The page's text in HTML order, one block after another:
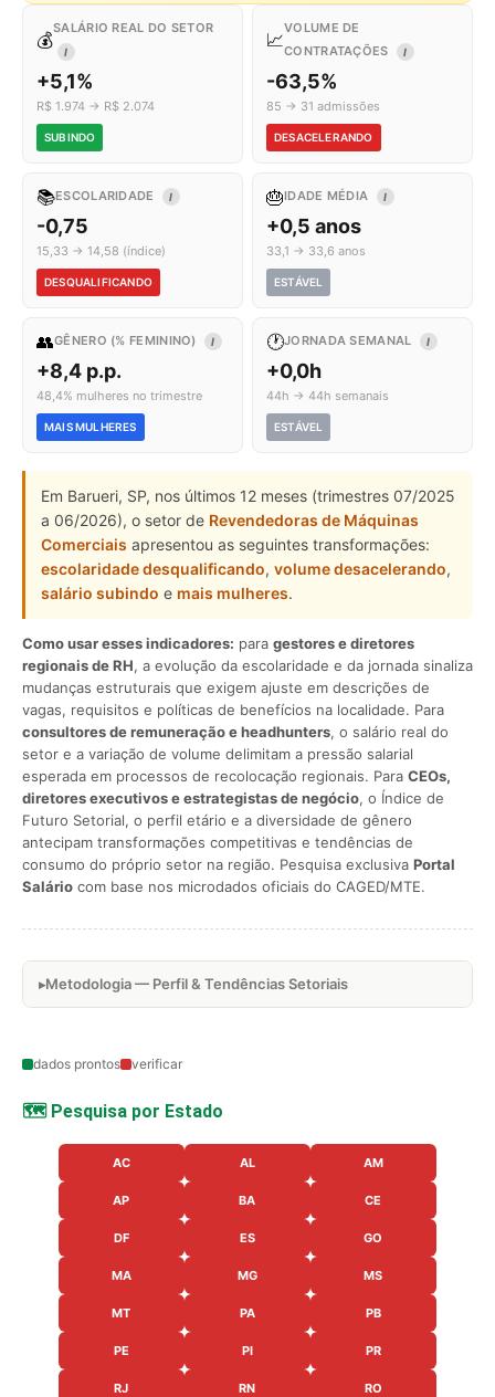
💰
SALÁRIO REAL DO SETOR
I
+5,1%
R$ 1.974 → R$ 2.074
SUBINDO
📈
VOLUME DE
CONTRATAÇÕES
I
-63,5%
85 → 31 admissões
DESACELERANDO
📚ESCOLARIDADE I
-0,75
15,33 → 14,58 (índice)
DESQUALIFICANDO
🎂IDADE MÉDIA I
+0,5 anos
33,1 → 33,6 anos
ESTÁVEL
👥GÊNERO (% FEMININO) I
+8,4 p.p.
48,4% mulheres no trimestre
MAIS MULHERES
🕐JORNADA SEMANAL I
+0,0h
44h → 44h semanais
ESTÁVEL
Em Barueri, SP, nos últimos 12 meses (trimestres 07/2025
a 06/2026), o setor de Revendedoras de Máquinas
Comerciais apresentou as seguintes transformações:
escolaridade desqualificando, volume desacelerando,
salário subindo e mais mulheres.
Como usar esses indicadores: para gestores e diretores
regionais de RH, a evolução da escolaridade e da jornada sinaliza
mudanças estruturais que exigem ajuste em descrições de
vagas, requisitos e políticas de benefícios na localidade. Para
consultores de remuneração e headhunters, o salário real do
setor e a variação de volume delimitam a pressão salarial
esperada em processos de recolocação regionais. Para CEOs,
diretores executivos e estrategistas de negócio, o Índice de
Futuro Setorial, o perfil etário e a diversidade de gênero
antecipam transformações competitivas e tendências de
consumo do próprio setor na região. Pesquisa exclusiva Portal
Salário com base nos microdados oficiais do CAGED/MTE.
Metodologia — Perfil & Tendências Setoriais
dados prontos verificar
🗺️ Pesquisa por Estado
AC AL AM
AP BA CE
DF ES GO
MA MG MS
MT PA PB
PE PI PR
RJ RN RO